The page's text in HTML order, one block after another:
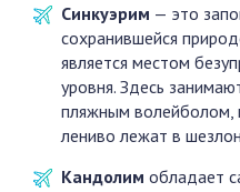
Синкуэрим — это
сохранившейся
является местом
уровня. Здесь
пляжным волейболом,
лениво лежат в
Кандолим обладает